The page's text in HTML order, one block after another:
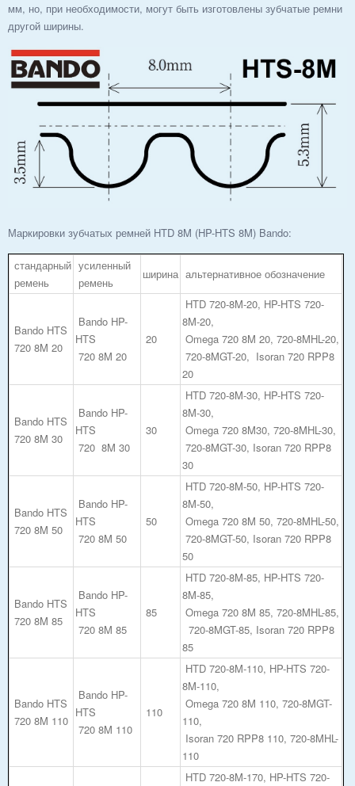
мм, но, при необходимости, могут быть изготовлены зубчатые ремни
другой ширины.
Маркировки зубчатых ремней HTD 8M (HP-HTS 8M) Bando:
стандарный
ремень
усиленный
ремень
ширина альтернативное обозначение
Bando HTS
720 8M 20
Bando HP-
HTS
720 8M 20
20
HTD 720-8M-20, HP-HTS 720-
8M-20,
Omega 720 8M 20, 720-8MHL-20,
720-8MGT-20, Isoran 720 RPP8
20
Bando HTS
720 8M 30
Bando HP-
HTS
720 8M 30
30
HTD 720-8M-30, HP-HTS 720-
8M-30,
Omega 720 8M30, 720-8MHL-30,
720-8MGT-30, Isoran 720 RPP8
30
Bando HTS
720 8M 50
Bando HP-
HTS
720 8M 50
50
HTD 720-8M-50, HP-HTS 720-
8M-50,
Omega 720 8M 50, 720-8MHL-50,
720-8MGT-50, Isoran 720 RPP8
50
Bando HTS
720 8M 85
Bando HP-
HTS
720 8M 85
85
HTD 720-8M-85, HP-HTS 720-
8M-85,
Omega 720 8M 85, 720-8MHL-85,
720-8MGT-85, Isoran 720 RPP8
85
Bando HTS
720 8M 110
Bando HP-
HTS
720 8M 110
110
HTD 720-8M-110, HP-HTS 720-
8M-110,
Omega 720 8M 110, 720-8MGT-
110,
Isoran 720 RPP8 110, 720-8MHL-
110
HTD 720-8M-170, HP-HTS 720-